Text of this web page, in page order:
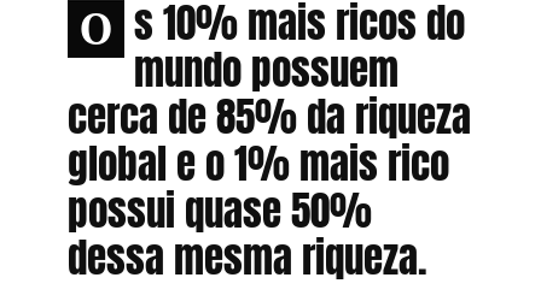
O s 10% mais ricos do
mundo possuem
cerca de 85% da riqueza
global e o 1% mais rico
possui quase 50%
dessa mesma riqueza.